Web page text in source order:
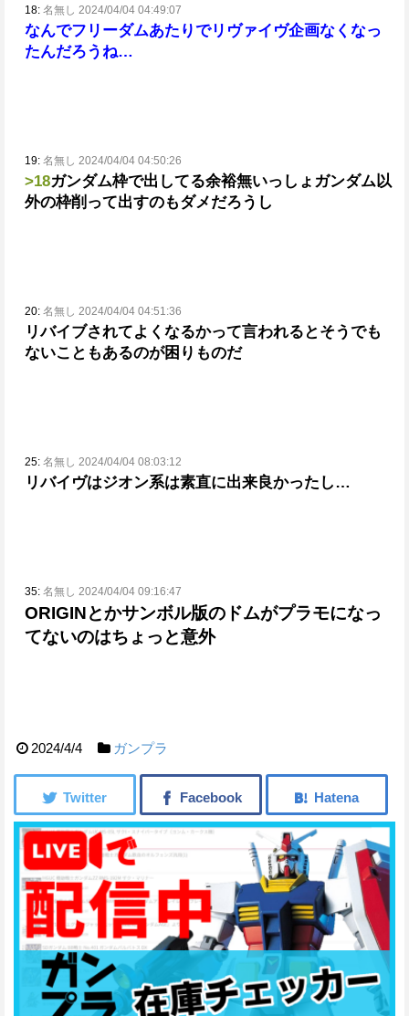
18: 名無し 2024/04/04 04:49:07
なんでフリーダムあたりでリヴァイヴ企画なくなっ
たんだろうね…
19: 名無し 2024/04/04 04:50:26
>18ガンダム枠で出してる余裕無いっしょ ガンダム以
外の枠削って出すのもダメだろうし
20: 名無し 2024/04/04 04:51:36
リバイブされてよくなるかって言われるとそうでも
ないこともあるのが困りものだ
25: 名無し 2024/04/04 08:03:12
リバイヴはジオン系は素直に出来良かったし…
35: 名無し 2024/04/04 09:16:47
ORIGINとかサンボル版のドムがプラモになっ
てないのはちょっと意外
2024/4/4 ガンプラ